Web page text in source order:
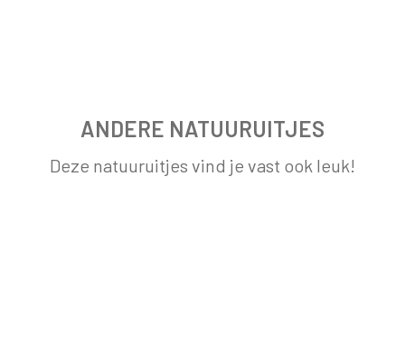
ANDERE NATUURUITJES
Deze natuuruitjes vind je vast ook leuk!